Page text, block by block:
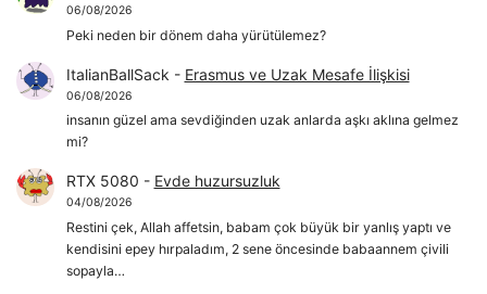
06/08/2026
Peki neden bir dönem daha yürütülemez?
ItalianBallSack - Erasmus ve Uzak Mesafe İlişkisi
06/08/2026
insanın güzel ama sevdiğinden uzak anlarda aşkı aklına gelmez
mi?
RTX 5080 - Evde huzursuzluk
04/08/2026
Restini çek, Allah affetsin, babam çok büyük bir yanlış yaptı ve
kendisini epey hırpaladım, 2 sene öncesinde babaannem çivili
sopayla…